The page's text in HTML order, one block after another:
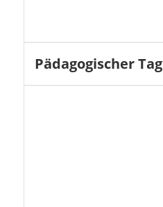
Pädagogischer Tag